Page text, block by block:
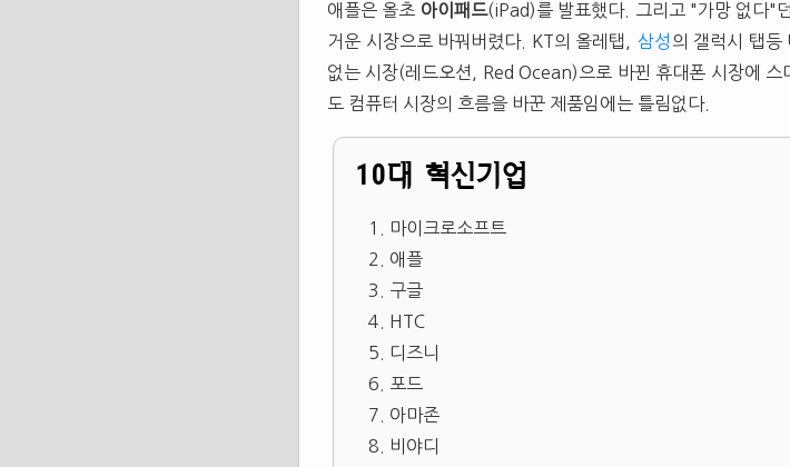
애플은 올초 아이패드(iPad)를 발표했다. 그리고 "가망 없다"
거운 시장으로 바꿔버렸다. KT의 올레탭, 삼성 의 갤럭시 탭등
없는 시장(레드오션, Red Ocean)으로 바뀐 휴대폰 시장에 스
도 컴퓨터 시장의 흐름을 바꾼 제품임에는 틀림없다.
10대 혁신기업
마이크로소프트
애플
구글
HTC
디즈니
포드
아마존
비야디